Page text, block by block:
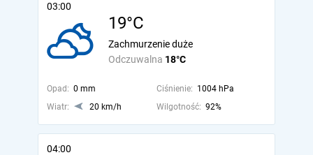
03:00
19°C
Odczuwalna 18°C
Zachmurzenie duże
Opad: 0 mm Ciśnienie: 1004 hPa
Wiatr:
20 km/h Wilgotność: 92%
04:00